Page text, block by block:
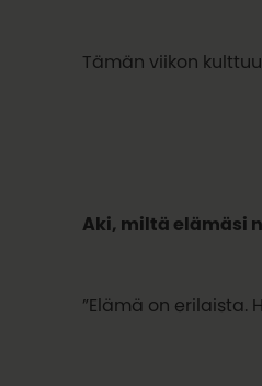
Tämän viikon
Aki, miltä elämäsi
”Elämä on erilaista.